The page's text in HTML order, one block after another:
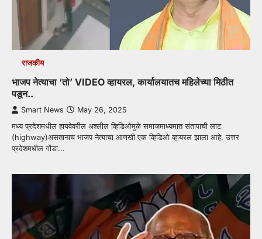
राजकीय
भाजप नेत्याचा ‘तो’ VIDEO व्हायरल, कार्यालयातच महिलेच्या मिठीत
पडून..
Smart News May 26, 2025
मध्य प्रदेशमधील हायवेवरील अश्लील व्हिडिओमुळे समाजमाध्यमात संतापाची लाट
(highway)असतानाच भाजप नेत्याचा आणखी एक व्हिडिओ व्हायरल झाला आहे. उत्तर
प्रदेशमधील गोंडा…